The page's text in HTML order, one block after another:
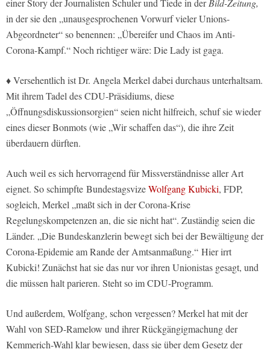
einer Story der JournalistenSchuler und Tiede in derBild-Zeitung,
in der sie den „unausgesprochenen Vorwurf vieler Unions-
Abgeordneter“ so benennen: „Übereifer und Chaos im Anti-
Corona-Kampf.“ Noch richtiger wäre: Die Lady ist gaga.
♦ Versehentlich ist Dr. Angela Merkel dabei durchaus unterhaltsam.
Mit ihrem Tadel des CDU-Präsidiums, diese
„Öffnungsdiskussionsorgien“ seien nicht hilfreich, schuf sie wieder
eines dieser Bonmots (wie „Wir schaffen das“), die ihre Zeit
überdauern dürften.
Auch weil es sich hervorragend für Missverständnisse aller Art
eignet. So schimpfte BundestagsvizeWolfgang Kubicki, FDP,
sogleich, Merkel „maßt sich in der Corona-Krise
Regelungskompetenzen an, die sie nicht hat“. Zuständig seien die
Länder. „Die Bundeskanzlerin bewegt sich bei der Bewältigung der
Corona-Epidemie am Rande der Amtsanmaßung.“ Hier irrt
Kubicki! Zunächst hat sie das nur vor ihren Unionistas gesagt, und
die müssen halt parieren. Steht so im CDU-Programm.
Und außerdem, Wolfgang, schon vergessen? Merkel hat mit der
Wahl von SED-Ramelow und ihrer Rückgängigmachung der
Kemmerich-Wahl klar bewiesen, dass sie über dem Gesetz der